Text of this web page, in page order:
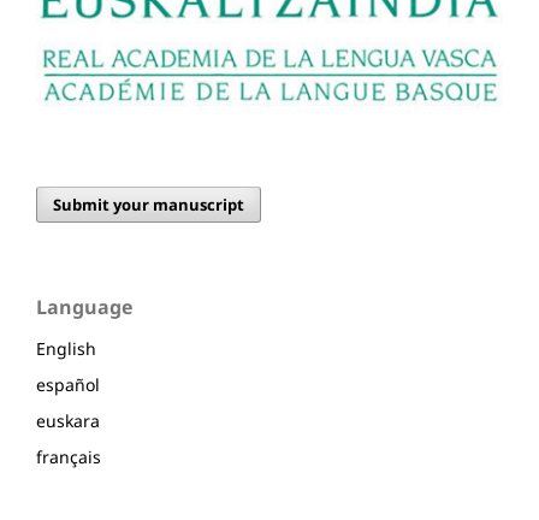
Submit your manuscript
Language
English
español
euskara
français